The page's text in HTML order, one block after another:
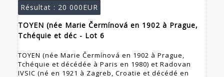
Résultat : 20 000EUR
TOYEN (née Marie Čermínová en 1902 à Prague,
Tchéquie et déc - Lot 6
TOYEN (née Marie Čermínová en 1902 à Prague,
Tchéquie et décédée à Paris en 1980) et Radovan
IVSIC (né en 1921 à Zagreb, Croatie et décédé en